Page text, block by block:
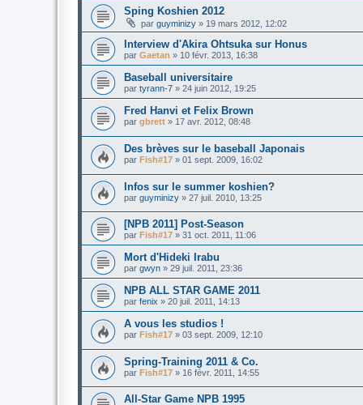
Sping Koshien 2012
par guyminizy » 19 mars 2012, 12:02
Interview d'Akira Ohtsuka sur Honus
par Gaetan » 10 févr. 2013, 16:38
Baseball universitaire
par tyrann-7 » 24 juin 2012, 19:25
Fred Hanvi et Felix Brown
par gbrett » 17 avr. 2012, 08:48
Des brèves sur le baseball Japonais
par Fish#17 » 01 sept. 2009, 16:02
Infos sur le summer koshien?
par guyminizy » 27 juil. 2010, 13:25
[NPB 2011] Post-Season
par Fish#17 » 31 oct. 2011, 11:06
Mort d'Hideki Irabu
par gwyn » 29 juil. 2011, 23:36
NPB ALL STAR GAME 2011
par fenix » 20 juil. 2011, 14:13
A vous les studios !
par Fish#17 » 03 sept. 2009, 12:10
Spring-Training 2011 & Co.
par Fish#17 » 16 févr. 2011, 14:55
All-Star Game NPB 1995